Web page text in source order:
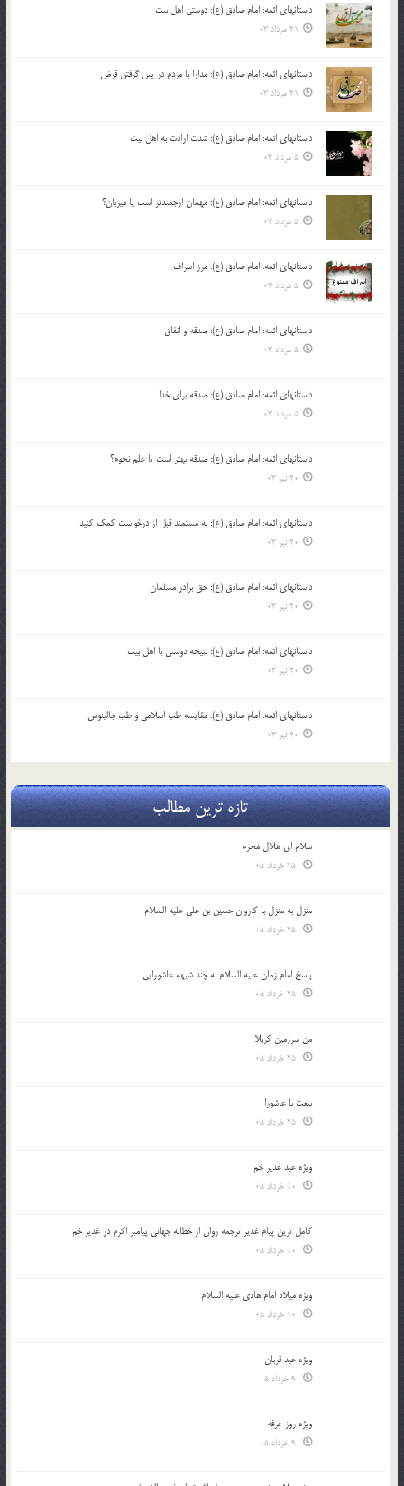
داستانهای ائمه: امام صادق (ع): دوستی اهل بیت
21 مرداد 03
داستانهای ائمه: امام صادق (ع): مدارا با مردم در پس گرفتن قرض
21 مرداد 03
داستانهای ائمه: امام صادق (ع): شدت ارادت به اهل بیت
5 مرداد 03
داستانهای ائمه: امام صادق (ع): مهمان ارجمندتر است یا میزبان؟
5 مرداد 03
داستانهای ائمه: امام صادق (ع): مرز اسراف
5 مرداد 03
داستانهای ائمه: امام صادق (ع): صدقه و انفاق
5 مرداد 03
داستانهای ائمه: امام صادق (ع): صدقه برای خدا
5 مرداد 03
داستانهای ائمه: امام صادق (ع): صدقه بهتر است یا علم نجوم؟
20 تیر 03
داستانهای ائمه: امام صادق (ع): به مستمند قبل از درخواست کمک کنید
20 تیر 03
داستانهای ائمه: امام صادق (ع): حق برادر مسلمان
20 تیر 03
داستانهای ائمه: امام صادق (ع): نتیجه دوستی با اهل بیت
20 تیر 03
داستانهای ائمه: امام صادق (ع): مقایسه طب اسلامی و طب جالینوس
20 تیر 03
تازه ترین مطالب
سلام ای هلال محرم
منزل به منزل با کاروان حسین بن علی علیه السلام
پاسخ امام زمان علیه السلام به چند شبهه عاشورایی
من سرزمین کربلا
بیعت با عاشورا
ویژه عید غدیر خم
کامل ترین پیام غدیر ترجمه روان از خطابه جهانی پیامبر اکرم در غدیر خم
ویژه میلاد امام هادی علیه السلام
ویژه عید قربان
ویژه روز عرفه